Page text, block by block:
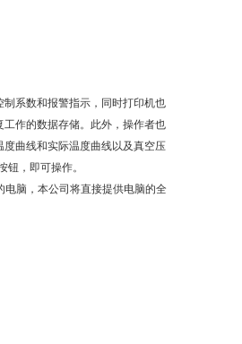
系数和报警指示，同时打印机也
作的数据存储。此外，操作者也
曲线和实际温度曲线以及真空压
，即可操作。
脑，本公司将直接提供电脑的全